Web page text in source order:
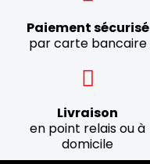
Paiement sécurisé
par carte bancaire
Livraison
en point relais ou à
domicile